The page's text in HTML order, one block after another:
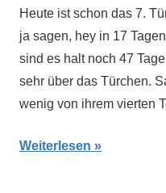
Heute ist schon das 7.
ja sagen, hey in 17
sind es halt noch 47
sehr über das Türchen.
wenig von ihrem vierten
Weiterlesen